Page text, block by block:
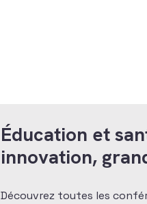
Éducation et
innovation,
Découvrez toutes les